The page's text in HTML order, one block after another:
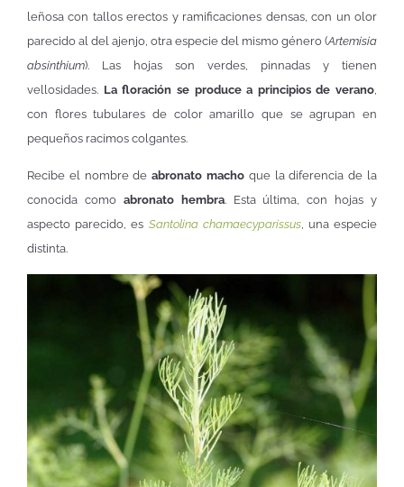
leñosa con tallos erectos y ramificaciones densas, con un olor
parecido al del ajenjo, otra especie del mismo género (Artemisia
absinthium). Las hojas son verdes, pinnadas y tienen
vellosidades. La floración se produce a principios de verano
con flores tubulares de color amarillo que se agrupan en
pequeños racimos colgantes.
Recibe el nombre de abronato macho que la diferencia de la
conocida como abronato hembra. Esta última, con hojas y
aspecto parecido, es Santolina chamaecyparissus, una especie
distinta.